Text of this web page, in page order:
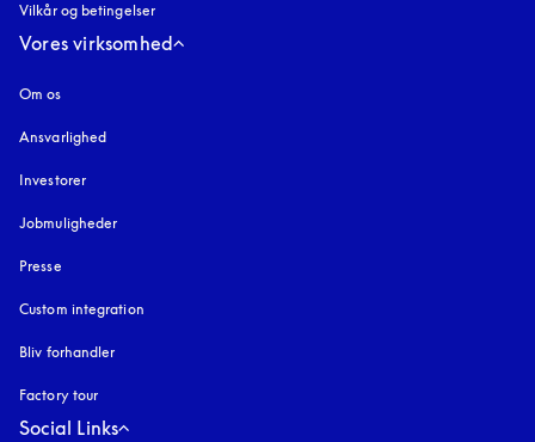
Vilkår og betingelser
Vores virksomhed
Om os
Ansvarlighed
Investorer
Jobmuligheder
Presse
Custom integration
Bliv forhandler
Factory tour
Social Links